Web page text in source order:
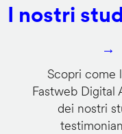
I nostri
→
Scopri come
Fastweb Digital
dei nostri